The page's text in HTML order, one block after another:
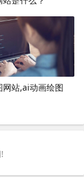
网站,ai动画绘图